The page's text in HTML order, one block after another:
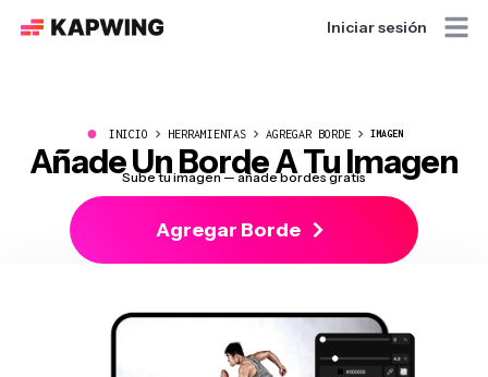
Iniciar sesión
● INICIO HERRAMIENTAS AGREGAR BORDE IMAGEN
Añade Un Borde A Tu Imagen
Sube tu imagen — añade bordes gratis
Agregar Borde